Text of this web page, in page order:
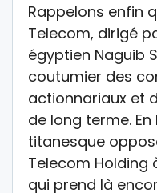
Rappelons enfin
Telecom, dirigé
égyptien Naguib
coutumier des
actionnariaux et
de long terme.
titanesque
Telecom Holding
qui prend là